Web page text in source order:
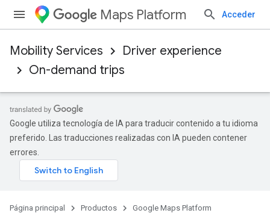
Maps Platform Acceder
Mobility Services
Driver experience
On-demand trips
Google utiliza tecnología de IA para traducir contenido a tu idioma
preferido. Las traducciones realizadas con IA pueden contener
errores.
Página principal Productos
Google Maps Platform